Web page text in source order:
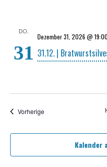
DO.
31 31.12. |
Dezember 31, 2026 @ 19:00
VorherigeVeranstaltungen
Kalender